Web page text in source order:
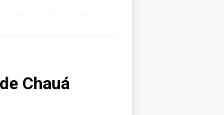
Chauá